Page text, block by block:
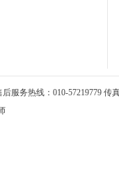
服务热线：010-57219779 传